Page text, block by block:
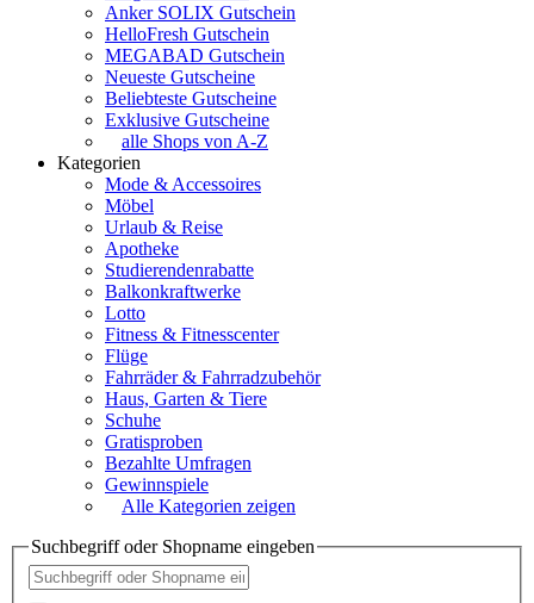
Anker SOLIX Gutschein
HelloFresh Gutschein
MEGABAD Gutschein
Neueste Gutscheine
Beliebteste Gutscheine
Exklusive Gutscheine
alle Shops von A-Z
Kategorien
Mode & Accessoires
Möbel
Urlaub & Reise
Apotheke
Studierendenrabatte
Balkonkraftwerke
Lotto
Fitness & Fitnesscenter
Flüge
Fahrräder & Fahrradzubehör
Haus, Garten & Tiere
Schuhe
Gratisproben
Bezahlte Umfragen
Gewinnspiele
Alle Kategorien zeigen
Suchbegriff oder Shopname eingeben